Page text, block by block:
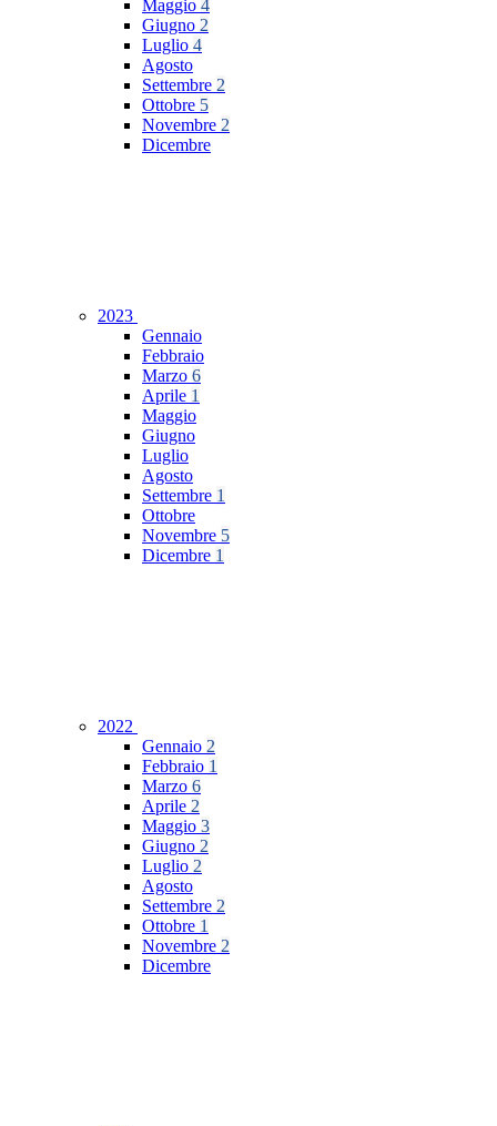
Maggio 4
Giugno 2
Luglio 4
Agosto
Settembre 2
Ottobre 5
Novembre 2
Dicembre
2023
Gennaio
Febbraio
Marzo 6
Aprile 1
Maggio
Giugno
Luglio
Agosto
Settembre 1
Ottobre
Novembre 5
Dicembre 1
2022
Gennaio 2
Febbraio 1
Marzo 6
Aprile 2
Maggio 3
Giugno 2
Luglio 2
Agosto
Settembre 2
Ottobre 1
Novembre 2
Dicembre